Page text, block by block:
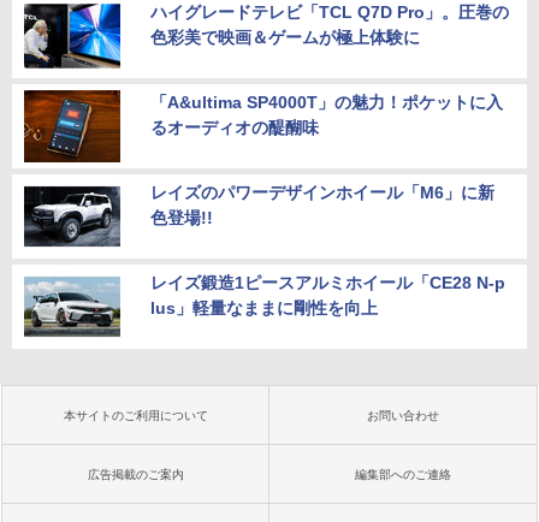
ハイグレードテレビ「TCL Q7D Pro」。圧巻の
色彩美で映画＆ゲームが極上体験に
「A&ultima SP4000T」の魅力！ポケットに入
るオーディオの醍醐味
レイズのパワーデザインホイール「M6」に新
色登場!!
レイズ鍛造1ピースアルミホイール「CE28 N-p
lus」軽量なままに剛性を向上
本サイトのご利用について お問い合わせ
広告掲載のご案内 編集部へのご連絡